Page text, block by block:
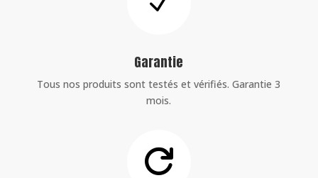
Garantie
Tous nos produits sont testés et vérifiés. Garantie 3
mois.
